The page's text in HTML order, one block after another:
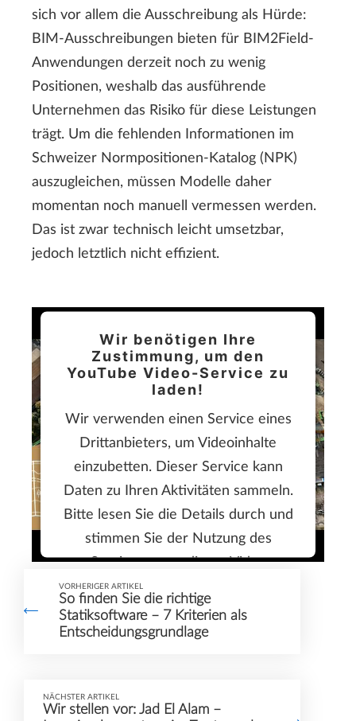
sich vor allem die Ausschreibung als Hürde:
BIM-Ausschreibungen bieten für BIM2Field-
Anwendungen derzeit noch zu wenig
Positionen, weshalb das ausführende
Unternehmen das Risiko für diese Leistungen
trägt. Um die fehlenden Informationen im
Schweizer Normpositionen-Katalog (NPK)
auszugleichen, müssen Modelle daher
momentan noch manuell vermessen werden.
Das ist zwar technisch leicht umsetzbar,
jedoch letztlich nicht effizient.
Wir benötigen Ihre
Zustimmung, um den
YouTube Video-Service zu
laden!
Wir verwenden einen Service eines
Drittanbieters, um Videoinhalte
einzubetten. Dieser Service kann
Daten zu Ihren Aktivitäten sammeln.
Bitte lesen Sie die Details durch und
stimmen Sie der Nutzung des
Service zu, um dieses Video
anzusehen.
Mehr Informationen
VORHERIGER ARTIKEL
So finden Sie die richtige
Statiksoftware – 7 Kriterien als
Entscheidungsgrundlage
NÄCHSTER ARTIKEL
Wir stellen vor: Jad El Alam –